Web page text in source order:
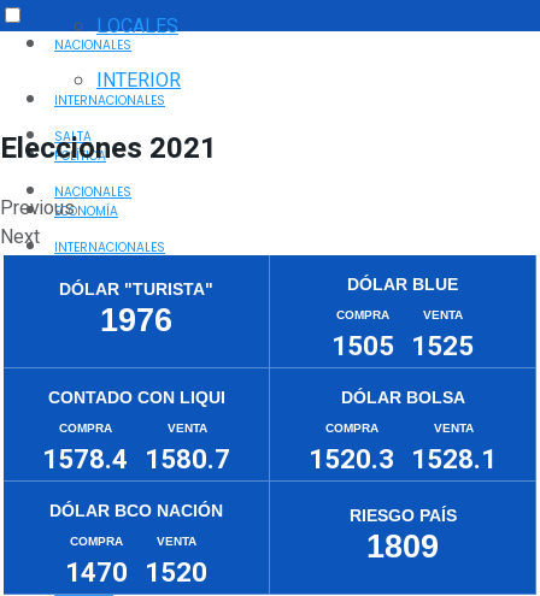
NACIONALES
INTERNACIONALES
POLÍTICA
ECONOMÍA
EMPRESAS
NOTIAGRO
TURISMO
GASTRONOMÍA
TRIP
POLICIALES
LOCALES
INTERIOR
SALTA
NACIONALES
INTERNACIONALES
EMPRESAS
NOTIAGRO
TURISMO
GASTRONOMÍA
Elecciones 2021
Previous
Next
DÓLAR "TURISTA"
1976
DÓLAR BLUE
COMPRA
1505
VENTA
1525
CONTADO CON LIQUI
COMPRA
1578.4
VENTA
1580.7
DÓLAR BOLSA
COMPRA
1520.3
VENTA
1528.1
DÓLAR BCO NACIÓN
COMPRA
1470
VENTA
1520
RIESGO PAÍS
1809